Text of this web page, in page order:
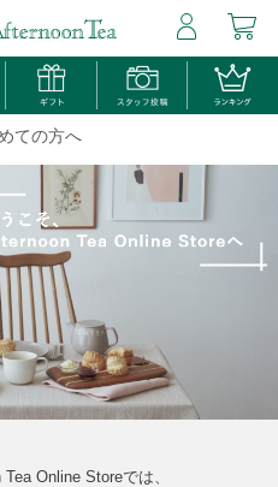
ての方へ
Online Storeでは、